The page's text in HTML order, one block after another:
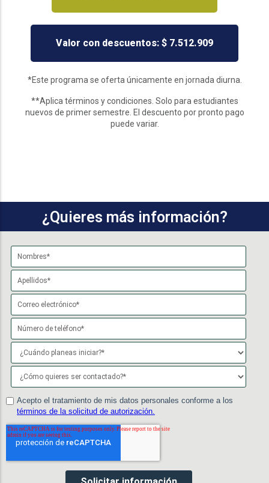
Valor con descuentos: $ 7.512.909
*Este programa se oferta únicamente en jornada diurna.
**Aplica términos y condiciones. Solo para estudiantes
nuevos de primer semestre. El descuento por pronto pago
puede variar.
¿Quieres más información?